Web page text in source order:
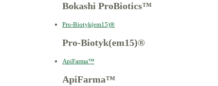
Bokashi ProBiotics™
Pro-Biotyk(em15)®
Pro-Biotyk(em15)®
ApiFarma™
ApiFarma™